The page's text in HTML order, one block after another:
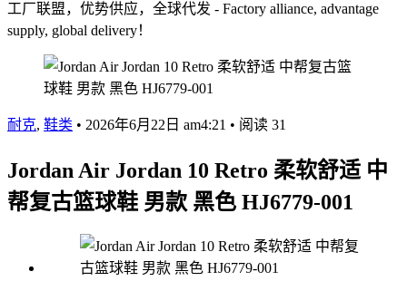
工厂联盟，优势供应，全球代发 - Factory alliance, advantage
supply, global delivery！
耐克, 鞋类 • 2026年6月22日 am4:21 • 阅读 31
Jordan Air Jordan 10 Retro 柔软舒适 中
帮复古篮球鞋 男款 黑色 HJ6779-001